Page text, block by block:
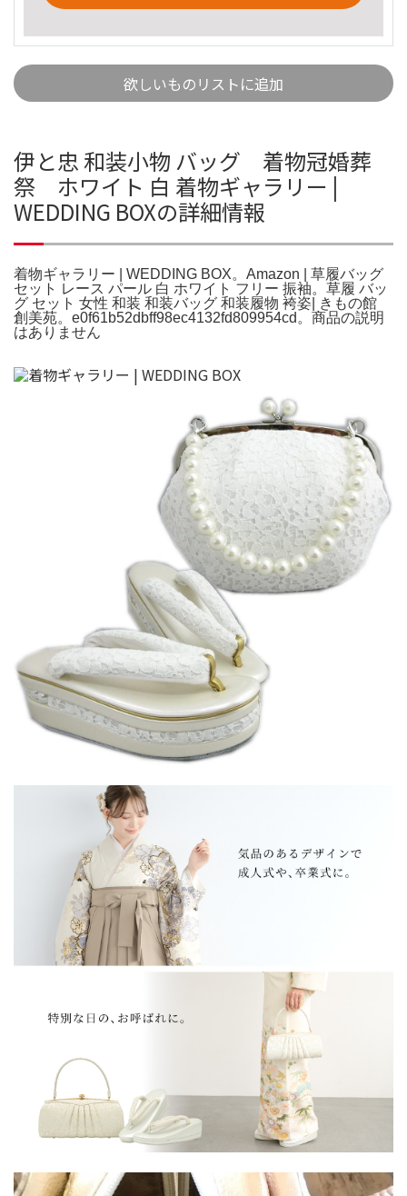
欲しいものリストに追加
伊と忠 和装小物 バッグ 着物冠婚葬
祭 ホワイト 白 着物ギャラリー |
WEDDING BOXの詳細情報
着物ギャラリー | WEDDING BOX。Amazon | 草履バッグ
セット レース パール 白 ホワイト フリー 振袖。草履 バッ
グ セット 女性 和装 和装バッグ 和装履物 袴姿| きもの館
創美苑。e0f61b52dbff98ec4132fd809954cd。商品の説明
はありません